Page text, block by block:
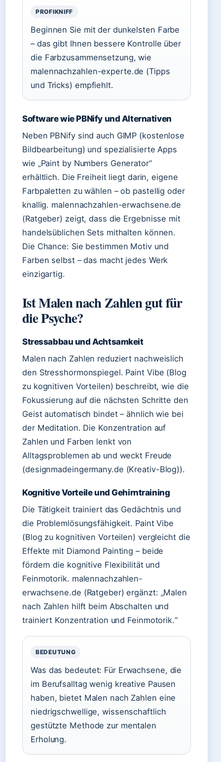
PROFIKNIFF
Beginnen Sie mit der dunkelsten Farbe
– das gibt Ihnen bessere Kontrolle über
die Farbzusammensetzung, wie
malennachzahlen-experte.de (Tipps
und Tricks) empfiehlt.
Software wie PBNify und Alternativen
Neben PBNify sind auch GIMP (kostenlose
Bildbearbeitung) und spezialisierte Apps
wie „Paint by Numbers Generator“
erhältlich. Die Freiheit liegt darin, eigene
Farbpaletten zu wählen – ob pastellig oder
knallig. malennachzahlen-erwachsene.de
(Ratgeber) zeigt, dass die Ergebnisse mit
handelsüblichen Sets mithalten können.
Die Chance: Sie bestimmen Motiv und
Farben selbst – das macht jedes Werk
einzigartig.
Ist Malen nach Zahlen gut für
die Psyche?
Stressabbau und Achtsamkeit
Malen nach Zahlen reduziert nachweislich
den Stresshormonspiegel. Paint Vibe (Blog
zu kognitiven Vorteilen) beschreibt, wie die
Fokussierung auf die nächsten Schritte den
Geist automatisch bindet – ähnlich wie bei
der Meditation. Die Konzentration auf
Zahlen und Farben lenkt von
Alltagsproblemen ab und weckt Freude
(designmadeingermany.de (Kreativ-Blog)).
Kognitive Vorteile und Gehirntraining
Die Tätigkeit trainiert das Gedächtnis und
die Problemlösungsfähigkeit. Paint Vibe
(Blog zu kognitiven Vorteilen) vergleicht die
Effekte mit Diamond Painting – beide
fördern die kognitive Flexibilität und
Feinmotorik. malennachzahlen-
erwachsene.de (Ratgeber) ergänzt: „Malen
nach Zahlen hilft beim Abschalten und
trainiert Konzentration und Feinmotorik.“
BEDEUTUNG
Was das bedeutet: Für Erwachsene, die
im Berufsalltag wenig kreative Pausen
haben, bietet Malen nach Zahlen eine
niedrigschwellige, wissenschaftlich
gestützte Methode zur mentalen
Erholung.